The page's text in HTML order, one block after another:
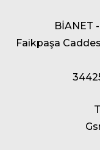
BİANET
Faikpaşa